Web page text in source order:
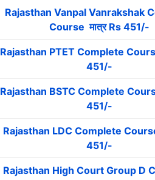
Rajasthan Vanpal Vanrakshak
Course मात्र Rs 451/-
Rajasthan PTET Complete
451/-
Rajasthan BSTC Complete
451/-
Rajasthan LDC Complete
451/-
Rajasthan High Court Group D